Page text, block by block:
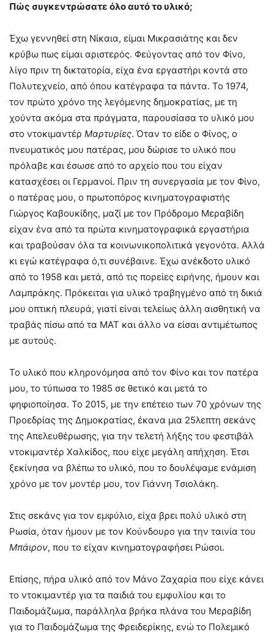
Πώς συγκεντρώσατε όλο αυτό το υλικό;
Έχω γεννηθεί στη Νίκαια, είμαι Μικρασιάτης και δεν
κρύβω πως είμαι αριστερός. Φεύγοντας από τον Φίνο,
λίγο πριν τη δικτατορία, είχα ένα εργαστήρι κοντά στο
Πολυτεχνείο, από όπου κατέγραφα τα πάντα. Το 1974,
τον πρώτο χρόνο της λεγόμενης δημοκρατίας, με τη
χούντα ακόμα στα πράγματα, παρουσίασα το υλικό μου
στο ντοκιμαντέρ Μαρτυρίες. Όταν το είδε ο Φίνος, ο
πνευματικός μου πατέρας, μου δώρισε το υλικό που
πρόλαβε και έσωσε από το αρχείο που του είχαν
κατασχέσει οι Γερμανοί. Πριν τη συνεργασία με τον Φίνο,
ο πατέρας μου, ο πρωτοπόρος κινηματογραφιστής
Γιώργος Καβουκίδης, μαζί με τον Πρόδρομο Μεραβίδη
είχαν ένα από τα πρώτα κινηματογραφικά εργαστήρια
και τραβούσαν όλα τα κοινωνικοπολιτικά γεγονότα. Αλλά
κι εγώ κατέγραφα ό,τι συνέβαινε. Έχω ανέκδοτο υλικό
από το 1958 και μετά, από τις πορείες ειρήνης, ήμουν και
Λαμπράκης. Πρόκειται για υλικό τραβηγμένο από τη δικιά
μου οπτική πλευρά, γιατί είναι τελείως άλλη αισθητική να
τραβάς πίσω από τα ΜΑΤ και άλλο να είσαι αντιμέτωπος
με αυτούς.
Το υλικό που κληρονόμησα από τον Φίνο και τον πατέρα
μου, το τύπωσα το 1985 σε θετικό και μετά το
ψηφιοποίησα. Το 2015, με την επέτειο των 70 χρόνων της
Προεδρίας της Δημοκρατίας, έκανα μια 25λεπτη σεκάνς
της Απελευθέρωσης, για την τελετή λήξης του φεστιβάλ
ντοκιμαντέρ Χαλκίδος, που είχε μεγάλη απήχηση. Έτσι
ξεκίνησα να βλέπω το υλικό, που το δουλέψαμε ενάμιση
χρόνο με τον μοντέρ μου, τον Γιάννη Τσιολάκη.
Στις σεκάνς για τον εμφύλιο, είχα βρει πολύ υλικό στη
Ρωσία, όταν ήμουν με τον Κούνδουρο για την ταινία του
Μπάιρον, που το είχαν κινηματογραφήσει Ρώσοι.
Επίσης, πήρα υλικό από τον Μάνο Ζαχαρία που είχε κάνει
το ντοκιμαντέρ για τα παιδιά του εμφυλίου και το
Παιδομάζωμα, παράλληλα βρήκα πλάνα του Μεραβίδη
για το Παιδομάζωμα της Φρειδερίκης, ενώ το Πολεμικό